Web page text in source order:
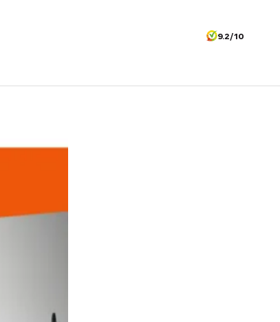
9.2/10